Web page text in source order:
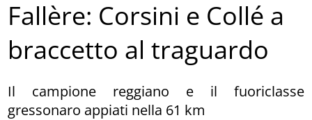
Fallère: Corsini e Collé a
braccetto al traguardo
Il campione reggiano e il fuoriclasse
gressonaro appiati nella 61 km